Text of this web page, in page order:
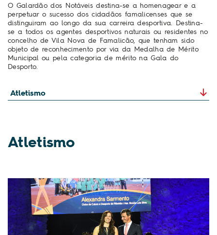
O Galardão dos Notáveis destina-se a homenagear e a
perpetuar o sucesso dos cidadãos famalicenses que se
distinguiram ao longo da sua carreira desportiva. Destina-
se a todos os agentes desportivos naturais ou residentes no
concelho de Vila Nova de Famalicão, que tenham sido
objeto de reconhecimento por via da Medalha de Mérito
Municipal ou pela categoria de mérito na Gala do
Desporto.
Atletismo